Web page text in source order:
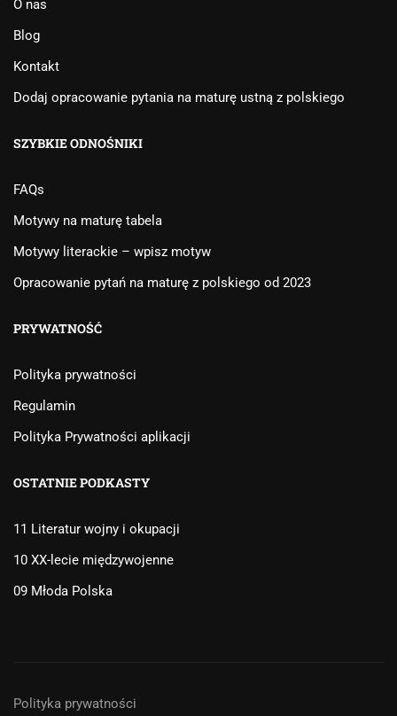
O nas
Blog
Kontakt
Dodaj opracowanie pytania na maturę ustną z polskiego
SZYBKIE ODNOŚNIKI
FAQs
Motywy na maturę tabela
Motywy literackie – wpisz motyw
Opracowanie pytań na maturę z polskiego od 2023
PRYWATNOŚĆ
Polityka prywatności
Regulamin
Polityka Prywatności aplikacji
OSTATNIE PODKASTY
11 Literatur wojny i okupacji
10 XX-lecie międzywojenne
09 Młoda Polska
Polityka prywatności